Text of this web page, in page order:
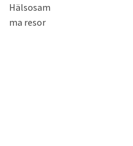
Hälsosam
ma resor